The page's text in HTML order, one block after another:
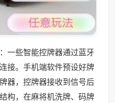
一些智能控牌器通过蓝牙
接。手机端软件预设好牌
器，控牌器接收到信号后
构，在麻将机洗牌、码牌